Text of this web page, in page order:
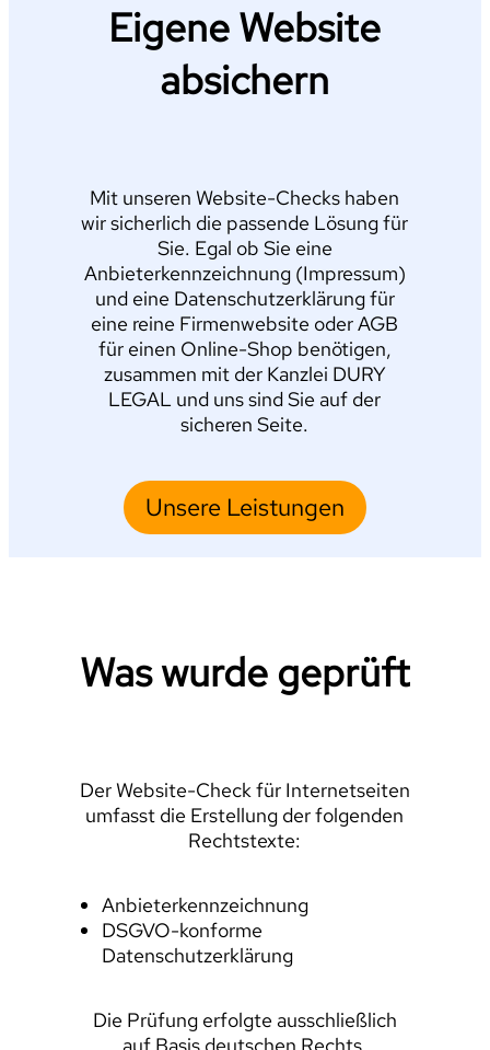
Eigene Website
absichern
Mit unseren Website-Checks haben
wir sicherlich die passende Lösung für
Sie. Egal ob Sie eine
Anbieterkennzeichnung (Impressum)
und eine Datenschutzerklärung für
eine reine Firmenwebsite oder AGB
für einen Online-Shop benötigen,
zusammen mit der Kanzlei DURY
LEGAL und uns sind Sie auf der
sicheren Seite.
Unsere Leistungen
Was wurde geprüft
Der Website-Check für Internetseiten
umfasst die Erstellung der folgenden
Rechtstexte:
Anbieterkennzeichnung
DSGVO-konforme
Datenschutzerklärung
Die Prüfung erfolgte ausschließlich